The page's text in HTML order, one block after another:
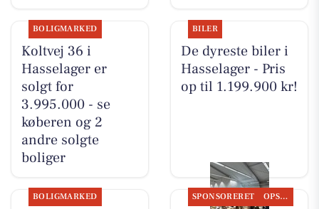
BOLIGMARKED
Koltvej 36 i
Hasselager er
solgt for
3.995.000 - se
køberen og 2
andre solgte
boliger
BILER
De dyreste biler i
Hasselager - Pris
op til 1.199.900 kr!
BOLIGMARKED SPONSORERET OPSLAGSTAVLEN